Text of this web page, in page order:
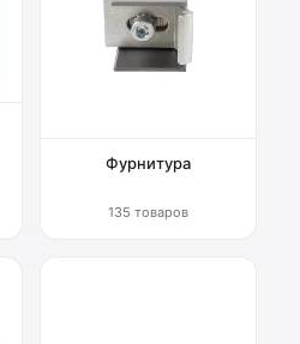
Фурнитура
135 товаров